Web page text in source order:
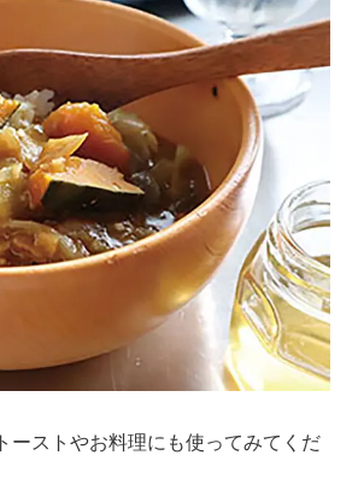
ーストやお料理にも使ってみてくだ